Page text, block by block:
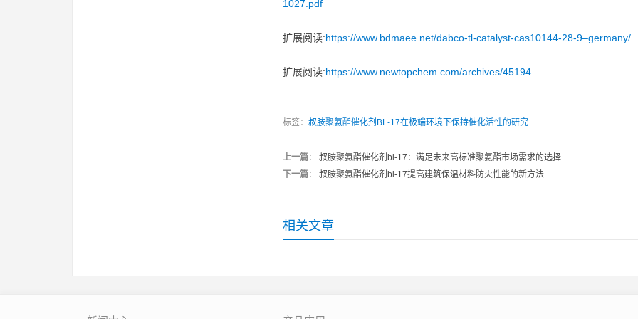
1027.pdf
扩展阅读:https://www.bdmaee.net/dabco-tl-catalyst-cas10144-28-9–germany/
扩展阅读:https://www.newtopchem.com/archives/45194
标签： 叔胺聚氨酯催化剂BL-17在极端环境下保持催化活性的研究
上一篇： 叔胺聚氨酯催化剂bl-17：满足未来高标准聚氨酯市场需求的选择
下一篇： 叔胺聚氨酯催化剂bl-17提高建筑保温材料防火性能的新方法
相关文章